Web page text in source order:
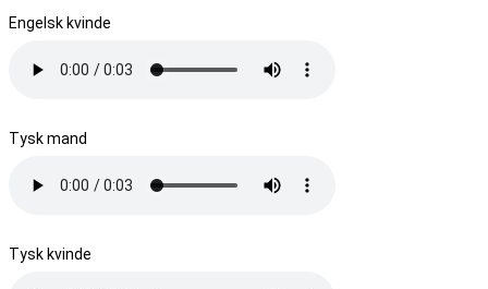
Engelsk kvinde
Tysk mand
Tysk kvinde